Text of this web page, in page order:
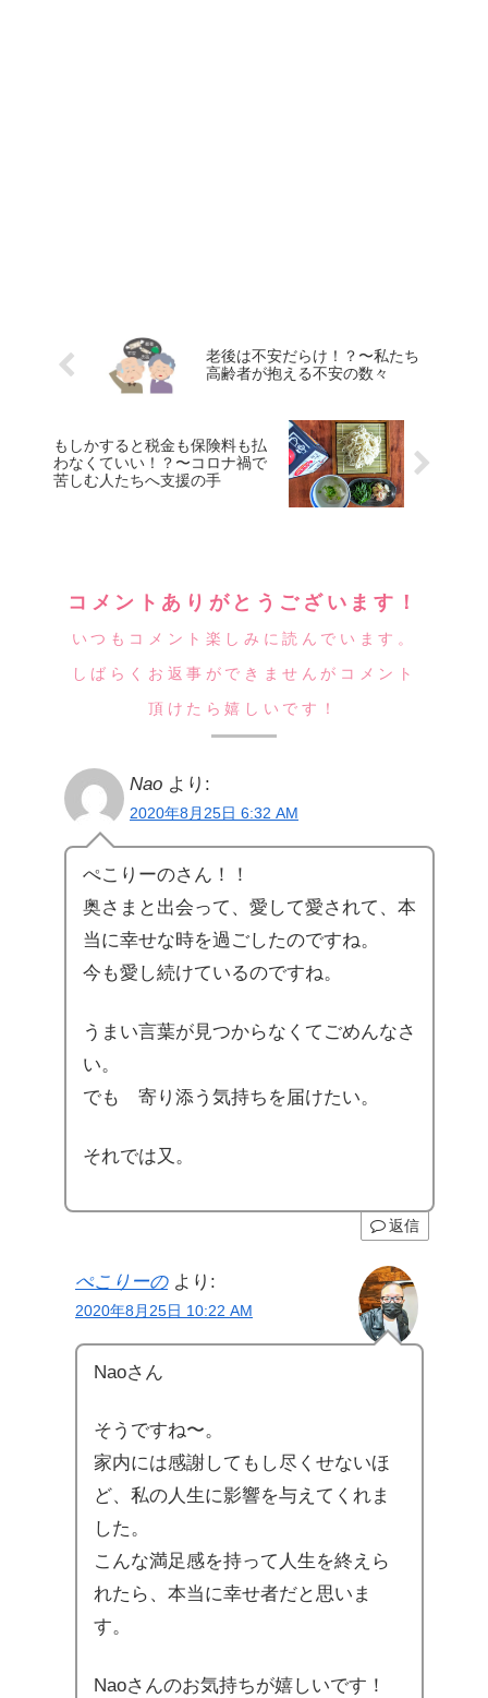
老後は不安だらけ！？〜私たち
高齢者が抱える不安の数々
もしかすると税金も保険料も払
わなくていい！？〜コロナ禍で
苦しむ人たちへ支援の手
コメントありがとうございます！
いつもコメント楽しみに読んでいます。
しばらくお返事ができませんがコメント
頂けたら嬉しいです！
Nao より:
2020年8月25日 6:32 AM
ぺこりーのさん！！
奥さまと出会って、愛して愛されて、本
当に幸せな時を過ごしたのですね。
今も愛し続けているのですね。
うまい言葉が見つからなくてごめんなさ
い。
でも 寄り添う気持ちを届けたい。
それでは又。
返信
ぺこりーの より:
2020年8月25日 10:22 AM
Naoさん
そうですね〜。
家内には感謝してもし尽くせないほ
ど、私の人生に影響を与えてくれま
した。
こんな満足感を持って人生を終えら
れたら、本当に幸せ者だと思いま
す。
Naoさんのお気持ちが嬉しいです！